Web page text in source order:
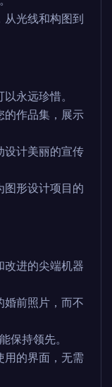
光线和构图到
永远珍惜。
的作品集，展示
设计美丽的宣传
图形设计项目的
改进的尖端机器
婚前照片，而不
保持领先。
用的界面，无需